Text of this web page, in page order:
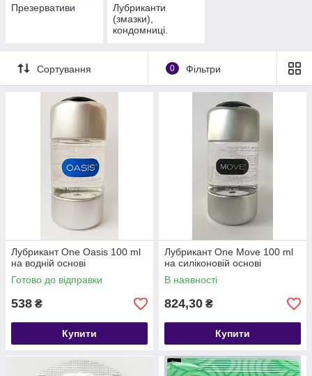
Презервативи
Лубриканти
(змазки),
кондомниці.
Сортування 0 Фільтри
Лубрикант One Oasis 100 ml
на водній основі
Готово до відправки
538 ₴
Купити
Лубрикант One Move 100 ml
на силіконовій основі
В наявності
824,30 ₴
Купити